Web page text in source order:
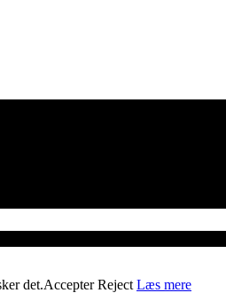
det.Accepter Reject Læs mere